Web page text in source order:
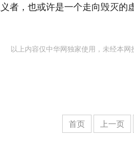
者，也或许是一个走向毁灭的
以上内容仅中华网独家使用，未经本网
首页 上一页